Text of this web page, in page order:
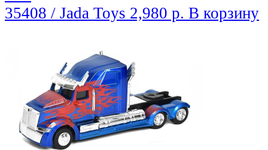
35408 / Jada Toys 2,980 р. В корзину